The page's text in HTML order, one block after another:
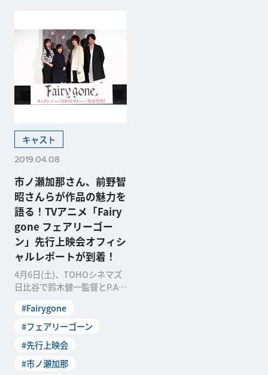
キャスト
2019.04.08
市ノ瀬加那さん、前野智
昭さんらが作品の魅力を
語る！TVアニメ「Fairy
gone フェアリーゴー
ン」先行上映会オフィシ
ャルレポートが到着！
4月6日(土)、TOHOシネマズ
日比谷で鈴木健一監督とP.A.
ry#Fairygone
#フェアリーゴーン
#先行上映会
#市ノ瀬加那